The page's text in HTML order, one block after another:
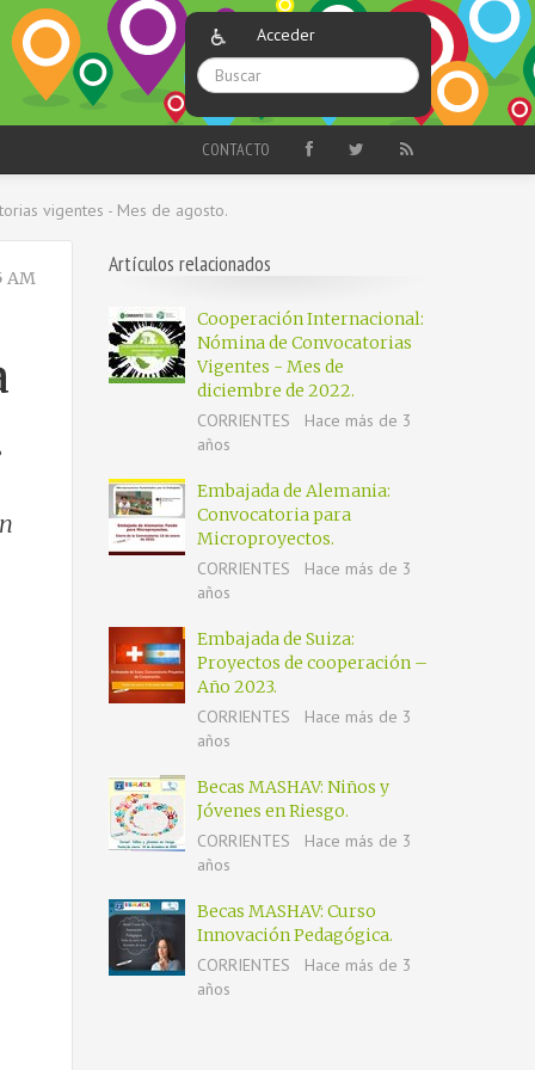
Acceder
CONTACTO
vigentes - Mes de agosto.
AM
Artículos relacionados
Cooperación Internacional:
Nómina de Convocatorias
Vigentes - Mes de
diciembre de 2022.
CORRIENTES
Hace más de 3
años
Embajada de Alemania:
Convocatoria para
Microproyectos.
CORRIENTES
Hace más de 3
años
Embajada de Suiza:
Proyectos de cooperación –
Año 2023.
CORRIENTES
Hace más de 3
años
Becas MASHAV: Niños y
Jóvenes en Riesgo.
CORRIENTES
Hace más de 3
años
Becas MASHAV: Curso
Innovación Pedagógica.
CORRIENTES
Hace más de 3
años